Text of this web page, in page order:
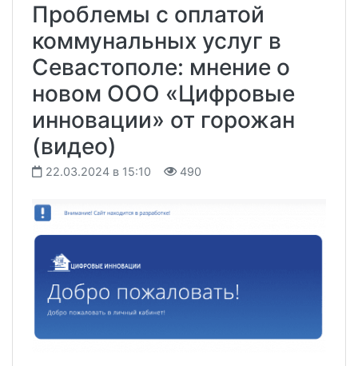
Проблемы с оплатой
коммунальных услуг в
Севастополе: мнение о
новом ООО «Цифровые
инновации» от горожан
(видео)
22.03.2024 в 15:10 490